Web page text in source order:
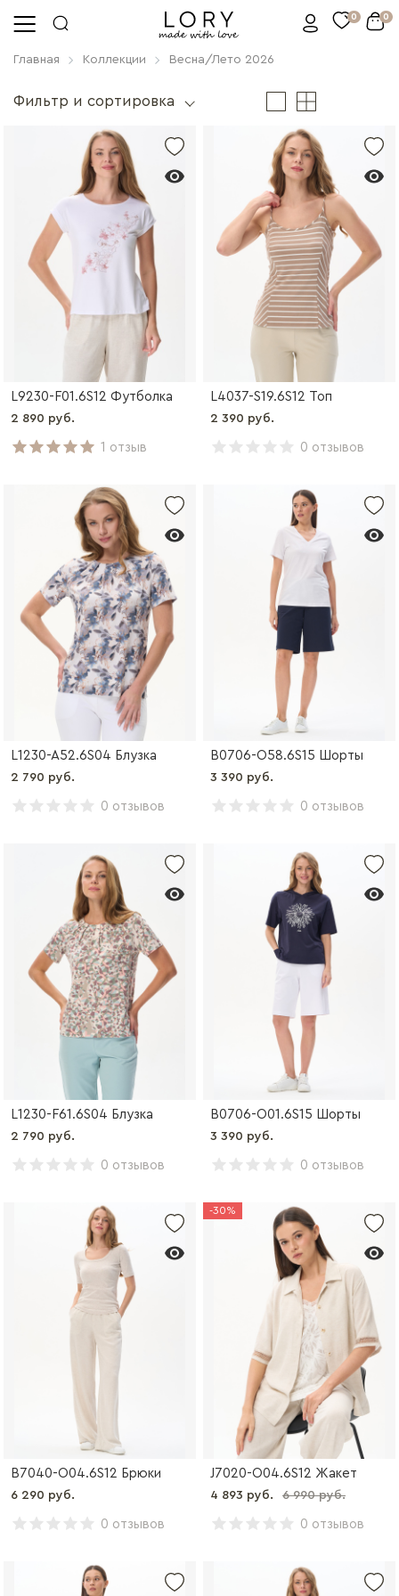
0 0
Главная Коллекции Весна/Лето 2026
Фильтр и сортировка
L9230-F01.6S12 Футболка
2 890 руб.
1 отзыв
L4037-S19.6S12 Топ
2 390 руб.
0 отзывов
L1230-A52.6S04 Блузка
2 790 руб.
0 отзывов
B0706-O58.6S15 Шорты
3 390 руб.
0 отзывов
L1230-F61.6S04 Блузка
2 790 руб.
0 отзывов
B0706-O01.6S15 Шорты
3 390 руб.
0 отзывов
B7040-O04.6S12 Брюки
6 290 руб.
0 отзывов
-30%
J7020-O04.6S12 Жакет
4 893 руб. 6 990 руб.
0 отзывов